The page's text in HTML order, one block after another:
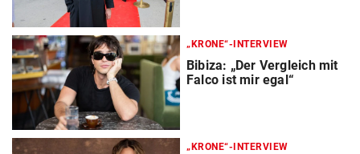
„KRONE“-INTERVIEW
Bibiza: „Der Vergleich mit
Falco ist mir egal“
„KRONE“-INTERVIEW